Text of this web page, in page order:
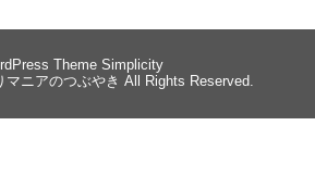
Theme Simplicity
マニアのつぶやき All Rights Reserved.